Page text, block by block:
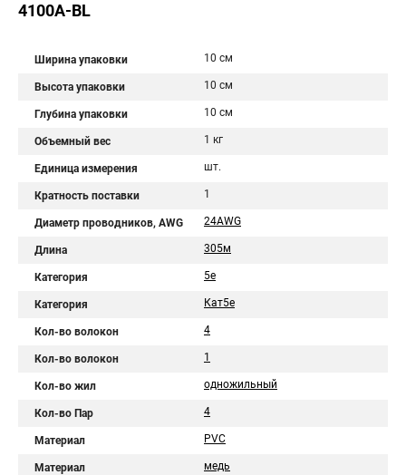
4100A-BL
Ширина упаковки 10 см
Высота упаковки 10 см
Глубина упаковки 10 см
Объемный вес 1 кг
Единица измерения шт.
Кратность поставки 1
Диаметр проводников, AWG 24AWG
Длина 305м
Категория 5e
Категория Кат5e
Кол-во волокон 4
Кол-во волокон 1
Кол-во жил одножильный
Кол-во Пар 4
Материал PVC
Материал медь